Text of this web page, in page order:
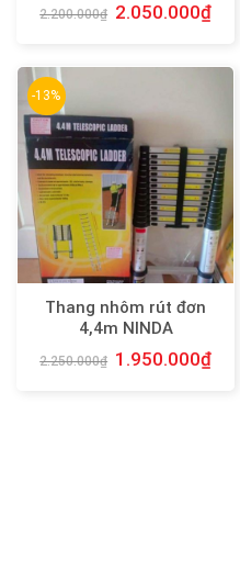
2.200.000₫ 2.050.000₫
-13%
Thang nhôm rút đơn
4,4m NINDA
2.250.000₫ 1.950.000₫